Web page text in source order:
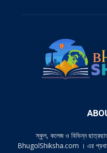
স্কুল, কলেজ ও বিভিন্ন
BhugolShiksha.com । এর প্রধান